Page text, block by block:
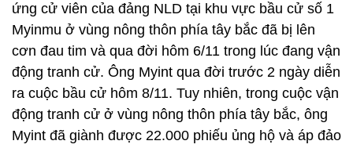
ứng cử viên của đảng NLD tại khu vực bầu cử số 1
Myinmu ở vùng nông thôn phía tây bắc đã bị lên
cơn đau tim và qua đời hôm 6/11 trong lúc đang vận
động tranh cử. Ông Myint qua đời trước 2 ngày diễn
ra cuộc bầu cử hôm 8/11. Tuy nhiên, trong cuộc vận
động tranh cử ở vùng nông thôn phía tây bắc, ông
Myint đã giành được 22.000 phiếu ủng hộ và áp đảo